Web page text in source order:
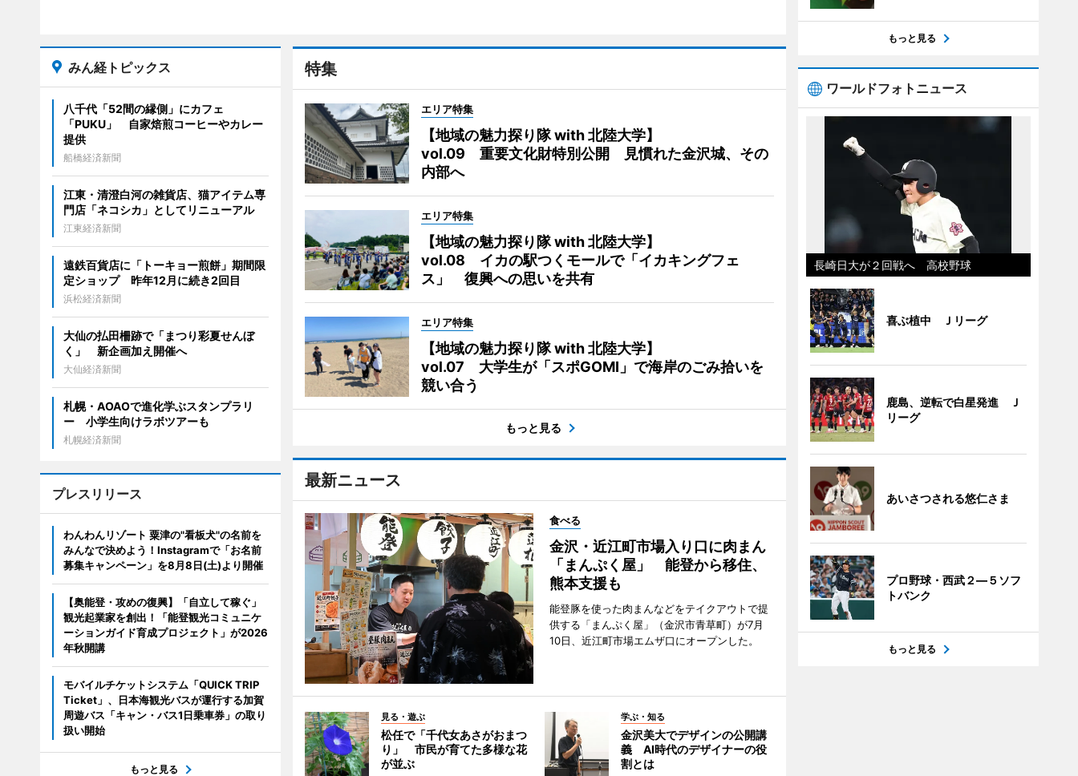
特集
エリア特集
【地域の魅力探り隊 with 北陸大学】
vol.09 重要文化財特別公開 見慣れた金沢城、その
内部へ
エリア特集
【地域の魅力探り隊 with 北陸大学】
vol.08 イカの駅つくモールで「イカキングフェ
ス」 復興への思いを共有
エリア特集
【地域の魅力探り隊 with 北陸大学】
vol.07 大学生が「スポGOMI」で海岸のごみ拾いを
競い合う
もっと見る
最新ニュース
食べる
金沢・近江町市場入り口に肉まん
「まんぷく屋」 能登から移住、
熊本支援も
能登豚を使った肉まんなどをテイクアウトで提
供する「まんぷく屋」（金沢市青草町）が7月
10日、近江町市場エムザ口にオープンした。
見る・遊ぶ
松任で「千代女あさがおまつ
り」 市民が育てた多様な花
が並ぶ
学ぶ・知る
金沢美大でデザインの公開講
義 AI時代のデザイナーの役
割とは
みん経トピックス
八千代「52間の縁側」にカフェ
「PUKU」 自家焙煎コーヒーやカレー
提供
船橋経済新聞
江東・清澄白河の雑貨店、猫アイテム専
門店「ネコシカ」としてリニューアル
江東経済新聞
遠鉄百貨店に「トーキョー煎餅」期間限
定ショップ 昨年12月に続き2回目
浜松経済新聞
大仙の払田柵跡で「まつり彩夏せんぼ
く」 新企画加え開催へ
大仙経済新聞
札幌・AOAOで進化学ぶスタンプラリ
ー 小学生向けラボツアーも
札幌経済新聞
プレスリリース
わんわんリゾート 粟津の"看板犬"の名前を
みんなで決めよう！Instagramで「お名前
募集キャンペーン」を8月8日(土)より開催
【奥能登・攻めの復興】「自立して稼ぐ」
観光起業家を創出！「能登観光コミュニケ
ーションガイド育成プロジェクト」が2026
年秋開講
モバイルチケットシステム「QUICK TRIP
Ticket」、日本海観光バスが運行する加賀
周遊バス「キャン・バス1日乗車券」の取り
扱い開始
もっと見る
もっと見る
ワールドフォトニュース
長崎日大が２回戦へ 高校野球
喜ぶ植中 Ｊリーグ
鹿島、逆転で白星発進 Ｊ
リーグ
あいさつされる悠仁さま
プロ野球・西武２―５ソフ
トバンク
もっと見る